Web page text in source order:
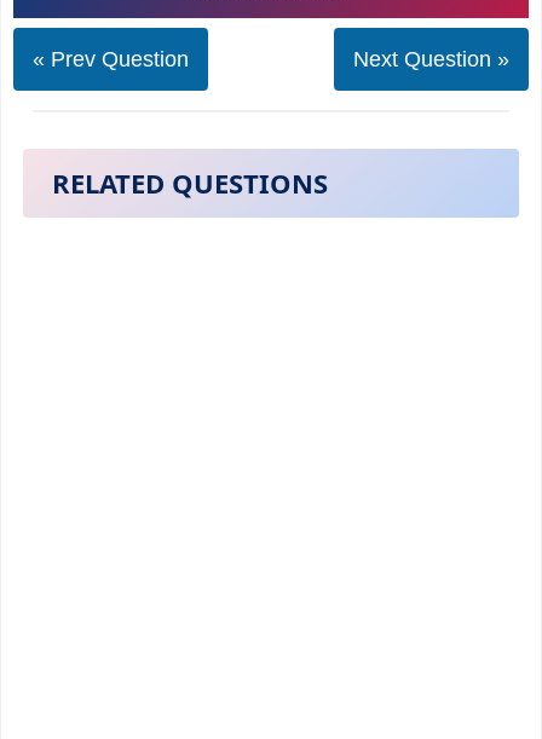
« Prev Question Next Question »
RELATED QUESTIONS